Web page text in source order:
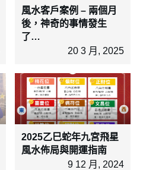
風水客戶案例 – 兩個月
後，神奇的事情發生
了…
20 3 月, 2025
2025乙巳蛇年九宮飛星
風水佈局與開運指南
9 12 月, 2024